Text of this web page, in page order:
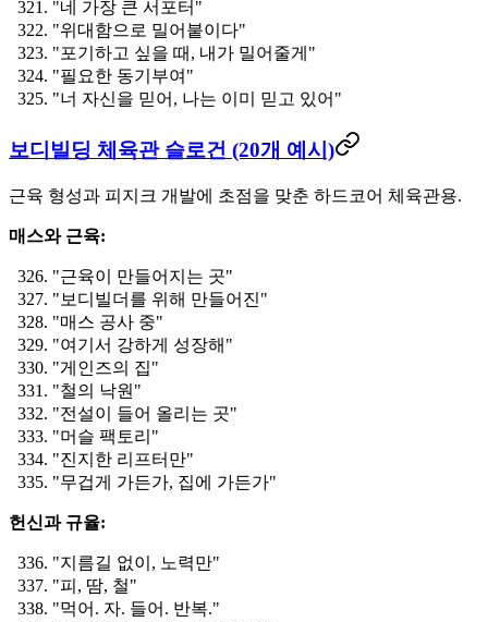
"네 가장 큰 서포터"
"위대함으로 밀어붙이다"
"포기하고 싶을 때, 내가 밀어줄게"
"필요한 동기부여"
"너 자신을 믿어, 나는 이미 믿고 있어"
보디빌딩 체육관 슬로건 (20개 예시)
근육 형성과 피지크 개발에 초점을 맞춘 하드코어 체육관용.
매스와 근육:
"근육이 만들어지는 곳"
"보디빌더를 위해 만들어진"
"매스 공사 중"
"여기서 강하게 성장해"
"게인즈의 집"
"철의 낙원"
"전설이 들어 올리는 곳"
"머슬 팩토리"
"진지한 리프터만"
"무겁게 가든가, 집에 가든가"
헌신과 규율:
"지름길 없이, 노력만"
"피, 땀, 철"
"먹어. 자. 들어. 반복."